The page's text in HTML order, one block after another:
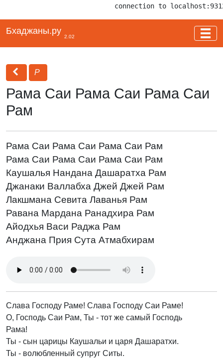
connection to
Бхаджаны.ру
2.02
Р
Рама Саи Рама Саи Рама Саи
Рам
Рама Саи Рама Саи Рама Саи Рам
Рама Саи Рама Саи Рама Саи Рам
Каушалья Нандана Дашаратха Рам
Джанаки Валлабха Джей Джей Рам
Лакшмана Севита Лаванья Рам
Равана Мардана Ранадхира Рам
Айодхья Васи Раджа Рам
Анджана Прия Сута Атмабхирам
Слава Господу Раме! Слава Господу Саи Раме!
О, Господь Саи Рам, Ты - тот же самый Господь
Рама!
Ты - сын царицы Каушальи и царя Дашаратхи.
Ты - волюбленный супруг Ситы.